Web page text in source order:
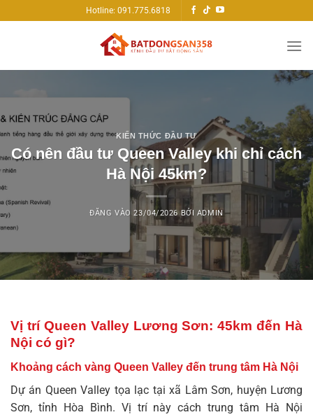
qua
Hotline: 091.775.6818
KIẾN THỨC ĐẦU TƯ
Có nên đầu tư Queen Valley khi chỉ cách
Hà Nội 45km?
ĐĂNG VÀO23/04/2026 BỞI ADMIN
Vị trí Queen Valley Lương Sơn: 45km đến Hà
Nội có gì?
Khoảng cách vàng Queen Valley đến trung tâm Hà Nội
Dự án Queen Valley tọa lạc tại xã Lâm Sơn, huyện Lương
Sơn, tỉnh Hòa Bình. Vị trí này cách trung tâm Hà Nội